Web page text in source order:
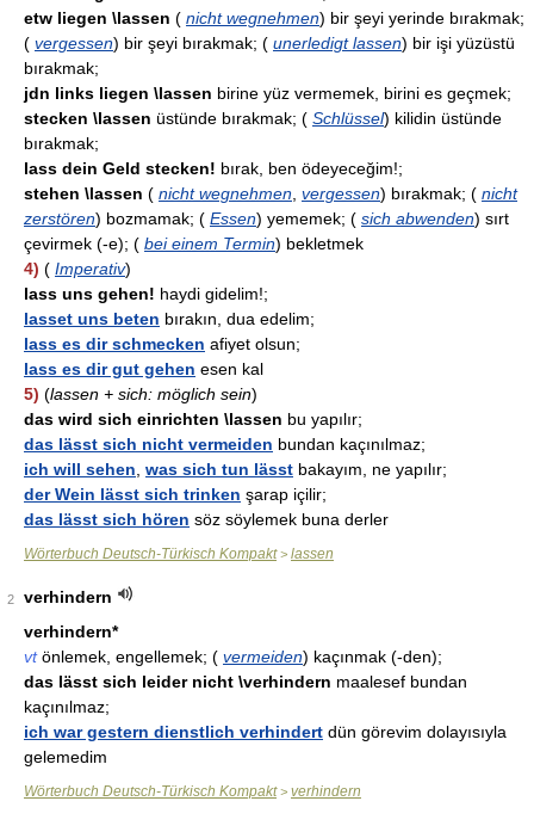
etw liegen \lassen ( nicht wegnehmen) bir şeyi yerinde bırakmak;
( vergessen) bir şeyi bırakmak; ( unerledigt lassen) bir işi yüzüstü
bırakmak;
jdn links liegen \lassen birine yüz vermemek, birini es geçmek;
stecken \lassen üstünde bırakmak; ( Schlüssel) kilidin üstünde
bırakmak;
lass dein Geld stecken! bırak, ben ödeyeceğim!;
stehen \lassen ( nicht wegnehmen vergessen) bırakmak; ( nicht
zerstören) bozmamak; ( Essen) yememek; ( sich abwenden) sırt
çevirmek (-e); ( bei einem Termin) bekletmek
4) ( Imperativ)
lass uns gehen! haydi gidelim!;
lasset uns beten bırakın, dua edelim;
lass es dir schmecken afiyet olsun;
lass es dir gut gehen esen kal
5) (lassen + sich: möglich sein)
das wird sich einrichten \lassen bu yapılır;
das lässt sich nicht vermeiden bundan kaçınılmaz;
ich will sehen was sich tun lässt bakayım, ne yapılır;
der Wein lässt sich trinken şarap içilir;
das lässt sich hören söz söylemek buna derler
Wörterbuch Deutsch-Türkisch Kompakt> lassen
2
verhindern
verhindern*
vt önlemek, engellemek; ( vermeiden) kaçınmak (-den);
das lässt sich leider nicht \verhindern maalesef bundan
kaçınılmaz;
ich war gestern dienstlich verhindert dün görevim dolayısıyla
gelemedim
Wörterbuch Deutsch-Türkisch Kompakt> verhindern